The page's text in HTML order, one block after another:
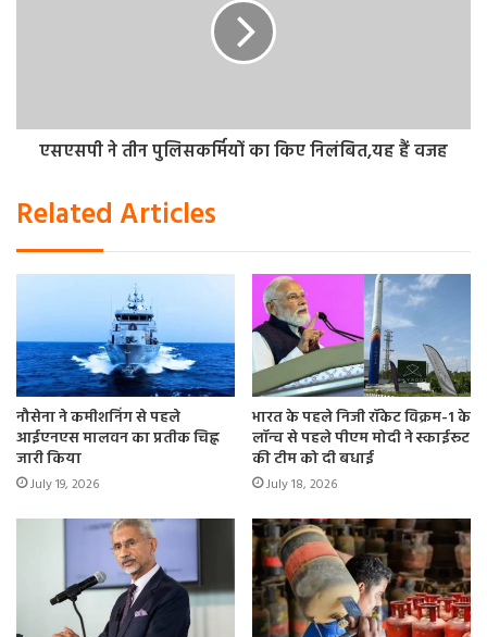
एसएसपी ने तीन पुलिसकर्मियों का किए निलंबित,यह हैं वजह
Related Articles
नौसेना ने कमीशनिंग से पहले
आईएनएस मालवन का प्रतीक चिह्न
जारी किया
July 19, 2026
भारत के पहले निजी रॉकेट विक्रम-1 के
लॉन्च से पहले पीएम मोदी ने स्काईरूट
की टीम को दी बधाई
July 18, 2026